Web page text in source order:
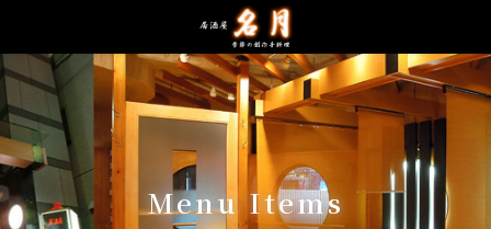
テ
ン
ツ
に
移
動
ゲ
ー
シ
ョ
ン
に
移
動
Menu Items